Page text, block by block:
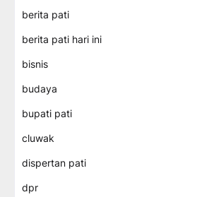
berita pati
berita pati hari ini
bisnis
budaya
bupati pati
cluwak
dispertan pati
dpr